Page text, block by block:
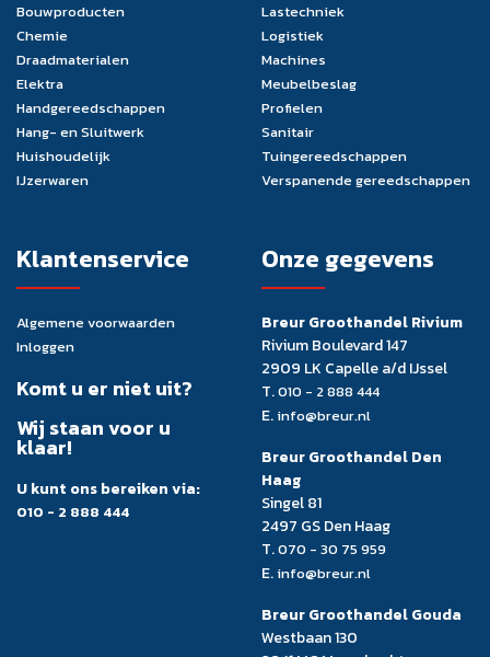
Bouwproducten
Chemie
Draadmaterialen
Elektra
Handgereedschappen
Hang- en Sluitwerk
Huishoudelijk
IJzerwaren
Lastechniek
Logistiek
Machines
Meubelbeslag
Profielen
Sanitair
Tuingereedschappen
Verspanende gereedschappen
Klantenservice
Algemene voorwaarden
Inloggen
Komt u er niet uit?
Wij staan voor u
klaar!
U kunt ons bereiken via:
010 - 2 888 444
Onze gegevens
Breur Groothandel Rivium
Rivium Boulevard 147
2909 LK Capelle a/d IJssel
T.010 - 2 888 444
E. info@breur.nl
Breur Groothandel Den
Haag
Singel 81
2497 GS Den Haag
T.070 - 30 75 959
E. info@breur.nl
Breur Groothandel Gouda
Westbaan 130